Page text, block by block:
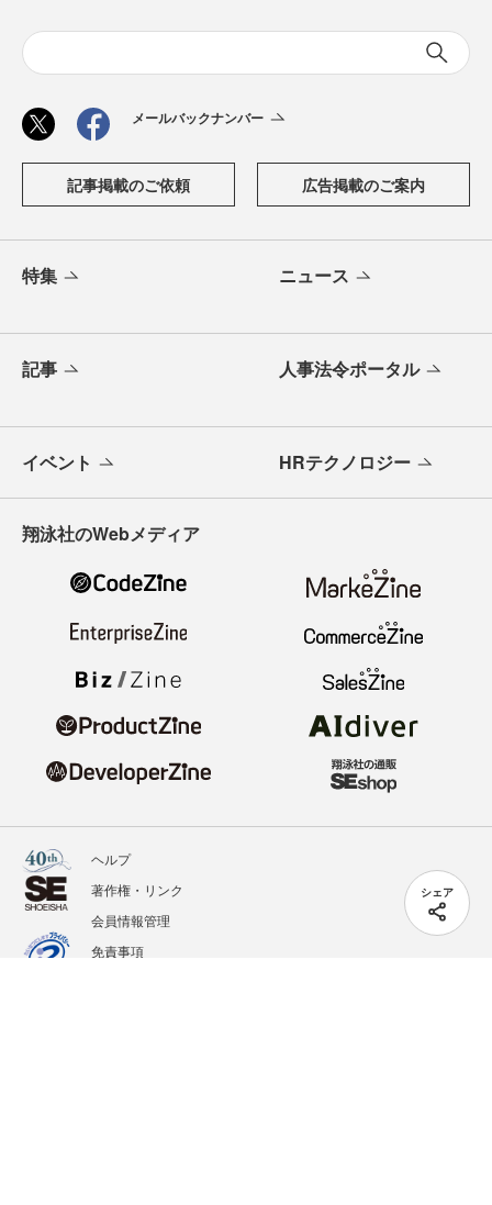
シェア
メールバックナンバー
記事掲載のご依頼 広告掲載のご案内
特集 ニュース
記事 人事法令ポータル
イベント HRテクノロジー
翔泳社のWebメディア
ヘルプ
著作権・リンク
会員情報管理
免責事項